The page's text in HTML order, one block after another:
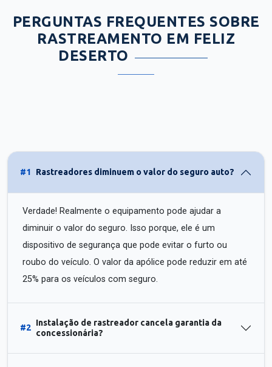
PERGUNTAS FREQUENTES SOBRE
RASTREAMENTO EM FELIZ
DESERTO
#1 Rastreadores diminuem o valor do seguro auto?
Verdade! Realmente o equipamento pode ajudar a
diminuir o valor do seguro. Isso porque, ele é um
dispositivo de segurança que pode evitar o furto ou
roubo do veículo. O valor da apólice pode reduzir em até
25% para os veículos com seguro.
#2
Instalação de rastreador cancela garantia da
concessionária?